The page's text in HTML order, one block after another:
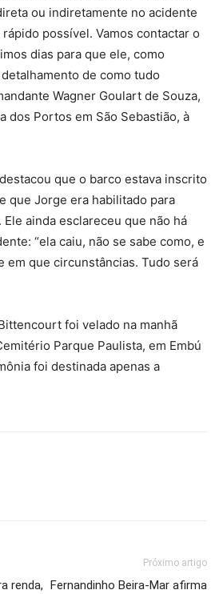
ou indiretamente no acidente
possível. Vamos contactar o
dias para que ele, como
de como tudo
Wagner Goulart de Souza,
dos Portos em São Sebastião, à
que o barco estava inscrito
que Jorge era habilitado para
ainda esclareceu que não há
“ela caiu, não se sabe como, e
em que circunstâncias. Tudo será
foi velado na manhã
Parque Paulista, em Embú
foi destinada apenas a
renda,
Próximo artigo
Fernandinho Beira-Mar afirma